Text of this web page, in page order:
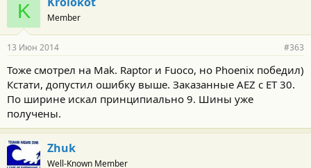
K Member
13 Июн 2014 #363
Тоже смотрел на Mak. Raptor и Fuoco, но Phoenix победил)
Кстати, допустил ошибку выше. Заказанные AEZ с ET 30.
По ширине искал принципиально 9. Шины уже
получены.
Zhuk
Well-Known Member